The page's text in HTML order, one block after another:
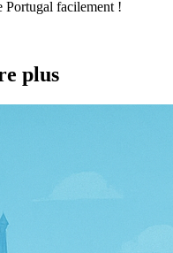
Portugal facilement !
plus